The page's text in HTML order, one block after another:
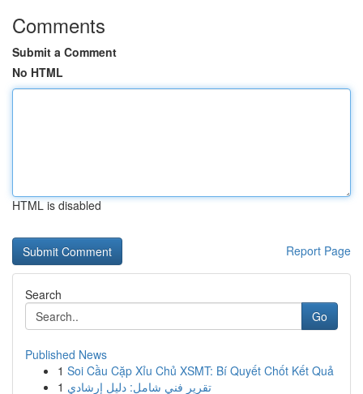
Comments
Submit a Comment
No HTML
HTML is disabled
Report Page
Search
Go
Published News
1 Soi Cầu Cặp Xỉu Chủ XSMT: Bí Quyết Chốt Kết Quả
1 تقرير فني شامل: دليل إرشادي